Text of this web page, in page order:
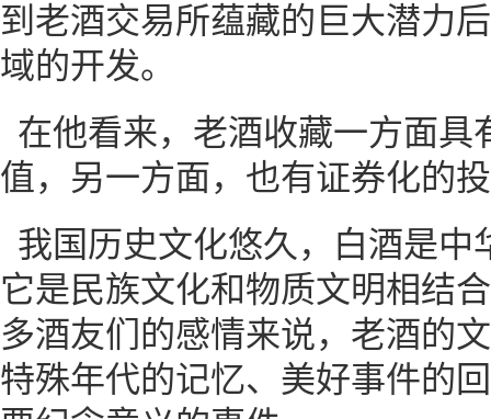
到老酒交易所蕴藏的巨大潜力
域的开发。
在他看来，老酒收藏一方面具
值，另一方面，也有证券化的
我国历史文化悠久，白酒是中
它是民族文化和物质文明相结
多酒友们的感情来说，老酒的
特殊年代的记忆、美好事件的